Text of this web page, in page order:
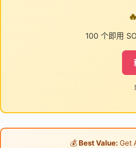
100 个即用
💰 Best Value: Get